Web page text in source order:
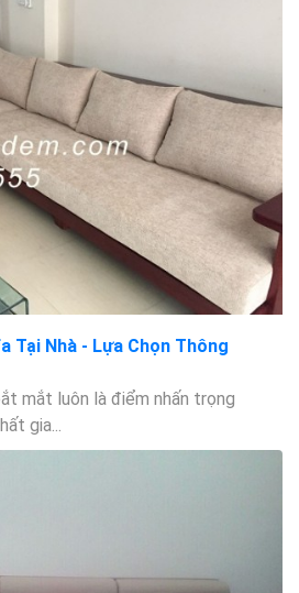
Tại Nhà - Lựa Chọn Thông
mắt luôn là điểm nhấn trọng
gia...